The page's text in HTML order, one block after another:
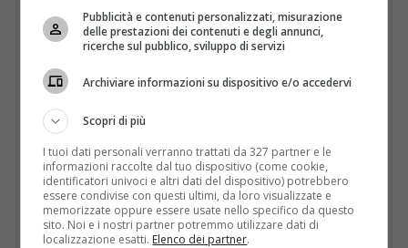
Pubblicità e contenuti personalizzati, misurazione
delle prestazioni dei contenuti e degli annunci,
ricerche sul pubblico, sviluppo di servizi
Archiviare informazioni su dispositivo e/o accedervi
Scopri di più
I tuoi dati personali verranno trattati da 327 partner e le
informazioni raccolte dal tuo dispositivo (come cookie,
identificatori univoci e altri dati del dispositivo) potrebbero
essere condivise con questi ultimi, da loro visualizzate e
memorizzate oppure essere usate nello specifico da questo
sito. Noi e i nostri partner potremmo utilizzare dati di
localizzazione esatti. Elenco dei partner.